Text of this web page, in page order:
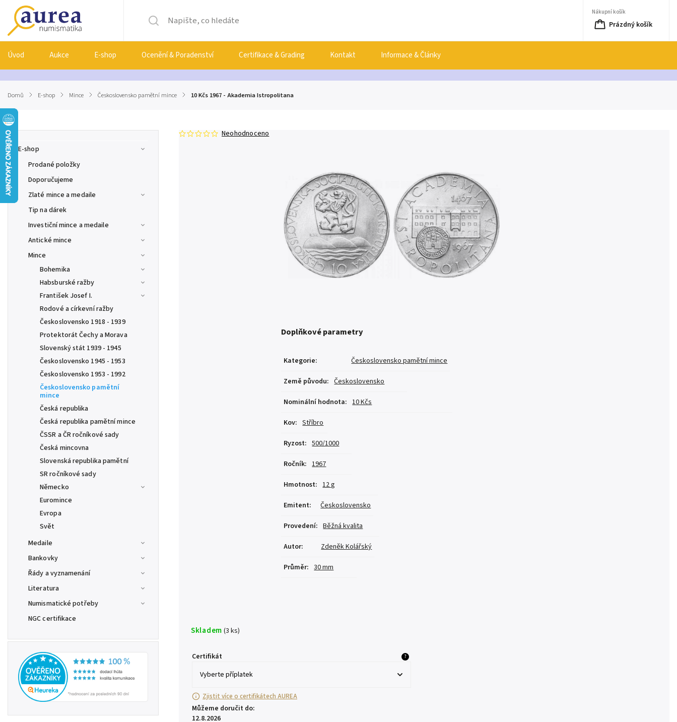
Nákupní košík
Prázdný košík
Úvod Aukce E-shop Ocenění & Poradenství Certifikace & Grading Kontakt Informace & Články
Domů / E-shop / Mince / Československo pamětní mince / 10 Kčs 1967 - Akademia Istropolitana
E-shop
Prodané položky
Doporučujeme
Zlaté mince a medaile
Tip na dárek
Investiční mince a medaile
Antické mince
Mince
Bohemika
Habsburské ražby
František Josef I.
Rodové a církevní ražby
Československo 1918 - 1939
Protektorát Čechy a Morava
Slovenský stát 1939 - 1945
Československo 1945 - 1953
Československo 1953 - 1992
Československo pamětní
mince
Česká republika
Česká republika pamětní mince
ČSSR a ČR ročníkové sady
Česká mincovna
Slovenská republika pamětní
SR ročníkové sady
Německo
Euromince
Evropa
Svět
Medaile
Bankovky
Řády a vyznamenání
Literatura
Numismatické potřeby
NGC certifikace
Neohodnoceno
Doplňkové parametry
Kategorie: Československo pamětní mince
Země původu: Československo
Nominální hodnota: 10 Kčs
Kov: Stříbro
Ryzost: 500/1000
Ročník: 1967
Hmotnost: 12 g
Emitent: Československo
Provedení: Běžná kvalita
Autor: Zdeněk Kolářský
Průměr: 30 mm
Skladem (3 ks)
Certifikát ?
Zjistit více o certifikátech AUREA
Můžeme doručit do:
12.8.2026